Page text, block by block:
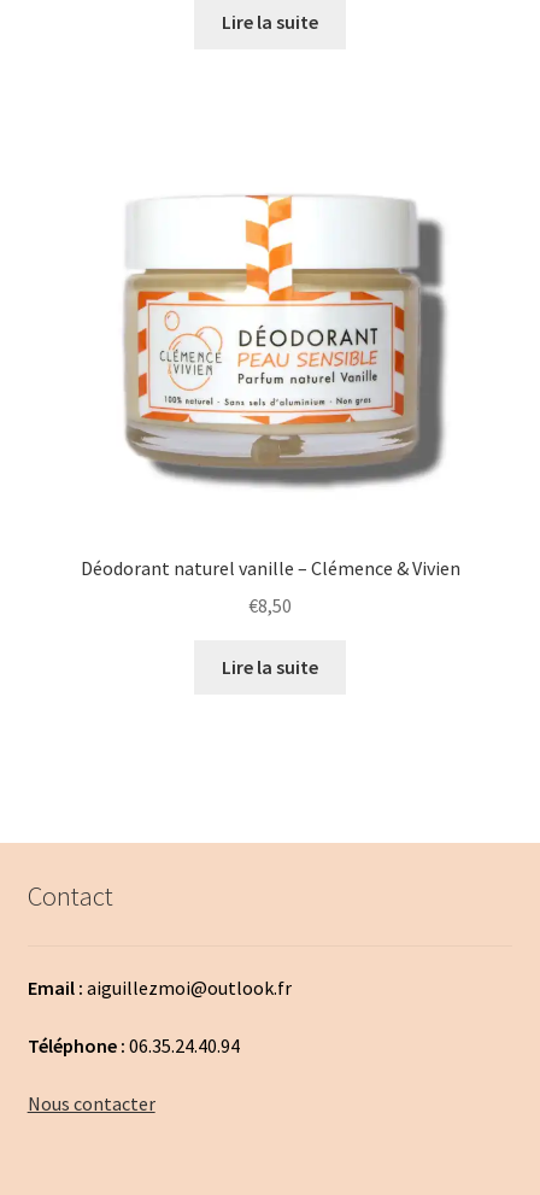
Lire la suite
Déodorant naturel vanille – Clémence & Vivien
€8,50
Lire la suite
Contact
Email : aiguillezmoi@outlook.fr
Téléphone : 06.35.24.40.94
Nous contacter